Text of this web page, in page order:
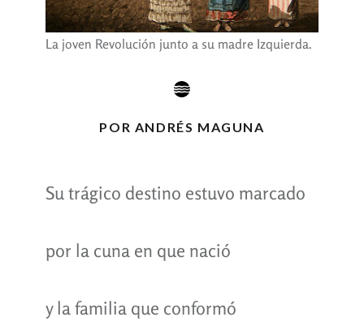
La joven Revolución junto a su madre Izquierda.
POR ANDRÉS MAGUNA
Su trágico destino estuvo marcado
por la cuna en que nació
y la familia que conformó